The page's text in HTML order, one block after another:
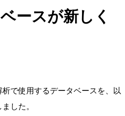
ースが新しく
で使用するデータベースを、以
した。